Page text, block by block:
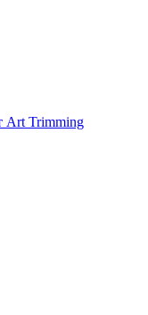
Art Trimming